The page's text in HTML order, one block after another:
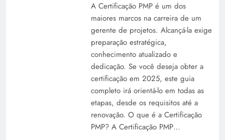
A Certificação PMP é um dos
maiores marcos na carreira de um
gerente de projetos. Alcançá-la exige
preparação estratégica,
conhecimento atualizado e
dedicação. Se você deseja obter a
certificação em 2025, este guia
completo irá orientá-lo em todas as
etapas, desde os requisitos até a
renovação. O que é a Certificação
PMP? A Certificação PMP…